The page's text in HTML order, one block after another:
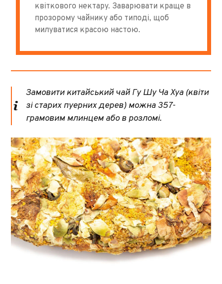
квіткового нектару. Заварювати краще в
прозорому чайнику або типоді, щоб
милуватися красою настою.
Замовити китайський чай Гу Шу Ча Хуа (квіти
зі старих пуерних дерев) можна 357-
грамовим млинцем або в розломі.